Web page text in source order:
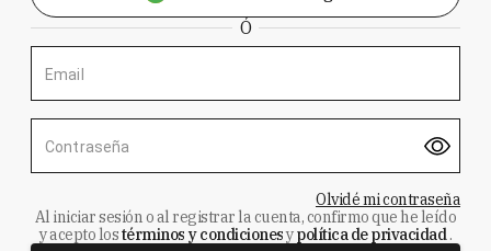
Ó
Email
Contraseña
Olvidé mi contraseña
Al iniciar sesión o al registrar la cuenta, confirmo que he leído
y acepto lostérminos y condicionesypolítica de privacidad.